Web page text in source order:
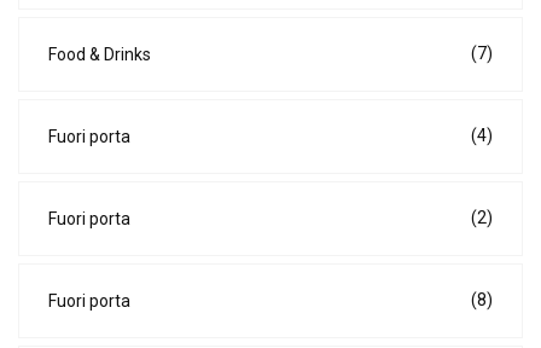
Food & Drinks (7)
Fuori porta (4)
Fuori porta (2)
Fuori porta (8)